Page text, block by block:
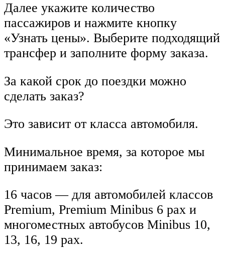
Далее укажите количество
пассажиров и нажмите кнопку
«Узнать цены». Выберите подходящий
трансфер и заполните форму заказа.
За какой срок до поездки можно
сделать заказ?
Это зависит от класса автомобиля.
Минимальное время, за которое мы
принимаем заказ:
16 часов — для автомобилей классов
Premium, Premium Minibus 6 pax и
многоместных автобусов Minibus 10,
13, 16, 19 pax.